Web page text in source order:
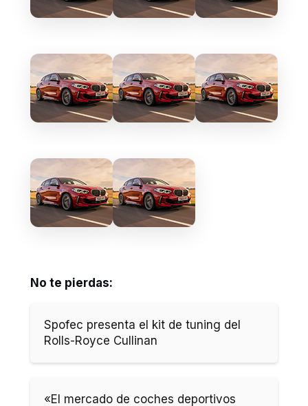
No te pierdas:
Spofec presenta el kit de tuning del
Rolls-Royce Cullinan
«El mercado de coches deportivos